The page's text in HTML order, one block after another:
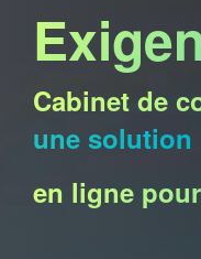
Cabinet de
une solution
en ligne